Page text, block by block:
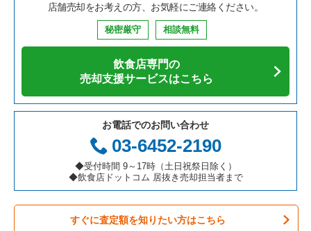
店舗売却をお考えの方、お気軽にご連絡ください。
秘密厳守 相談無料
飲食店専門の
売却支援サービスはこちら
お電話でのお問い合わせ
03-6452-2190
◆受付時間 9～17時（土日祝祭日除く）
◆飲食店ドットコム 居抜き売却担当者まで
すぐに査定額を知りたい方はこちら